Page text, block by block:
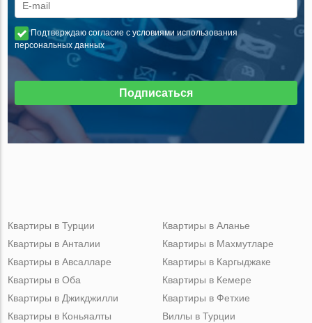
Подтверждаю согласие с условиями использования
персональных данных
Подписаться
Квартиры в Турции
Квартиры в Анталии
Квартиры в Авсалларе
Квартиры в Оба
Квартиры в Джикджилли
Квартиры в Аланье
Квартиры в Махмутларе
Квартиры в Каргыджаке
Квартиры в Кемере
Квартиры в Фетхие
Квартиры в Коньяалты
Виллы в Турции